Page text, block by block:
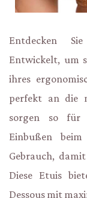
Entdecken Sie
Entwickelt, um
ihres
perfekt an die
sorgen so für
Einbußen
Gebrauch,
Diese Etuis
Dessous mit